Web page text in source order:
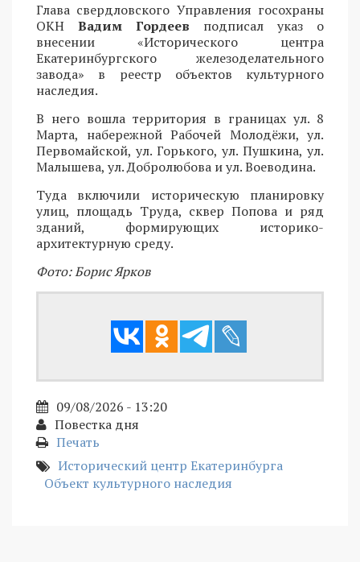
Глава свердловского Управления госохраны
ОКН Вадим Гордеев подписал указ о
внесении «Исторического центра
Екатеринбургского железоделательного
завода» в реестр объектов культурного
наследия.
В него вошла территория в границах ул. 8
Марта, набережной Рабочей Молодёжи, ул.
Первомайской, ул. Горького, ул. Пушкина, ул.
Малышева, ул. Добролюбова и ул. Воеводина.
Туда включили историческую планировку
улиц, площадь Труда, сквер Попова и ряд
зданий, формирующих историко-
архитектурную среду.
Фото: Борис Ярков
09/08/2026 - 13:20
Повестка дня
Печать
Исторический центр Екатеринбурга
Объект культурного наследия